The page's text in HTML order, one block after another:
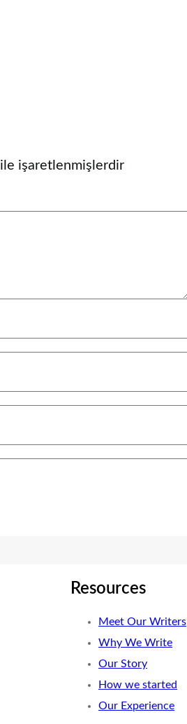
ile işaretlenmişlerdir
Resources
Meet Our Writers
Why We Write
Our Story
How we started
Our Experience